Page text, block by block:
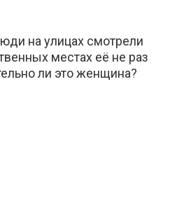
на улицах смотрели
местах её не раз
ли это женщина?